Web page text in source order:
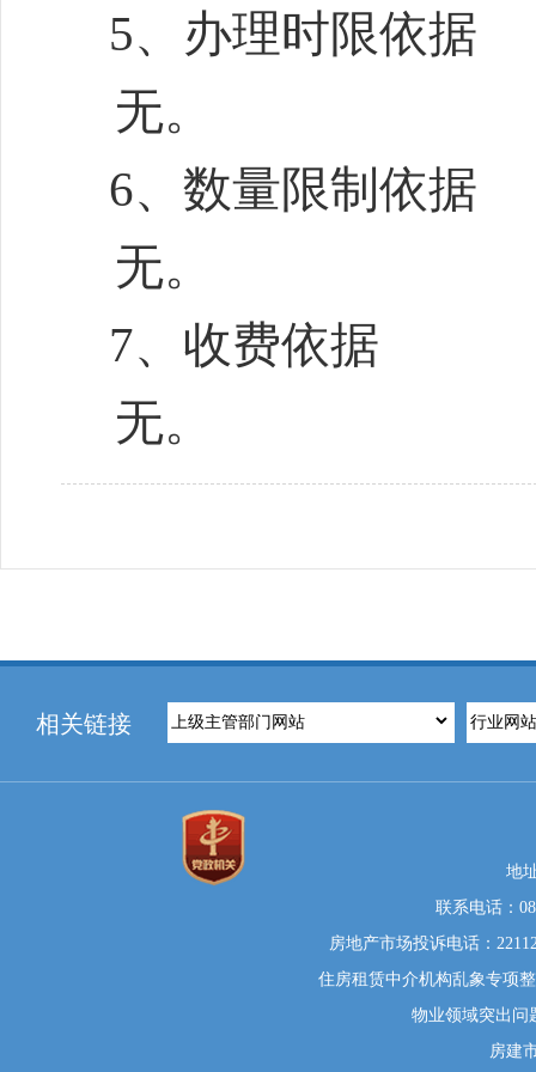
5、办理时限依据
无。
6、数量限制依据
无。
7、收费依据
无。
相关链接
地
联系电话：
房地产市场投诉电话：
住房租赁中介机构乱象专项
物业领域突出问
房建